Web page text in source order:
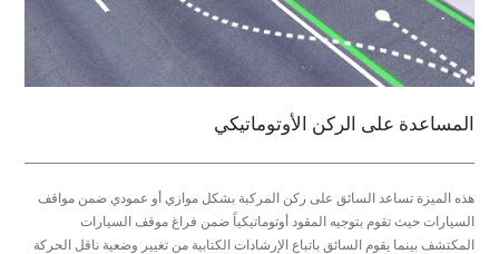
المساعدة على الركن الأوتوماتيكي
هذه الميزة تساعد السائق على ركن المركبة بشكل موازي أو عمودي ضمن مواقف
السيارات حيث تقوم بتوجيه المقود أوتوماتيكياً ضمن فراغ موقف السيارات
المكتشف بينما يقوم السائق باتباع الإرشادات الكتابية من تغيير وضعية ناقل الحركة